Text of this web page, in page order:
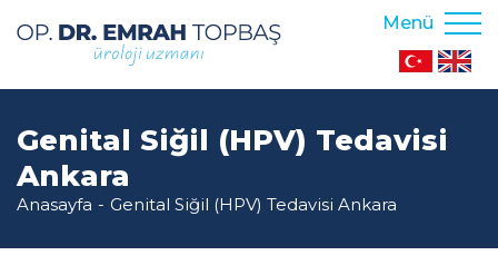
Menü
Genital Siğil (HPV) Tedavisi
Ankara
Anasayfa Genital Siğil (HPV) Tedavisi Ankara